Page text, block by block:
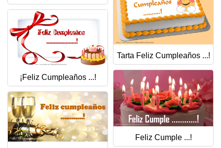
Tarta Feliz Cumpleaños ...!
¡Feliz Cumpleaños ...!
Feliz Cumple ...!